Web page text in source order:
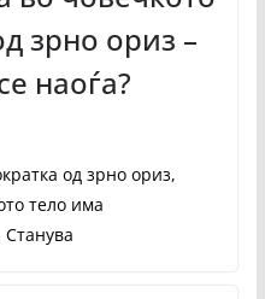
зрно ориз –
наоѓа?
од зрно ориз,
тело има
Станува